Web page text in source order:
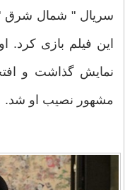
سریال " شمال شرق "
این فیلم بازی کرد.
نمایش گذاشت و
مشهور نصیب او شد.